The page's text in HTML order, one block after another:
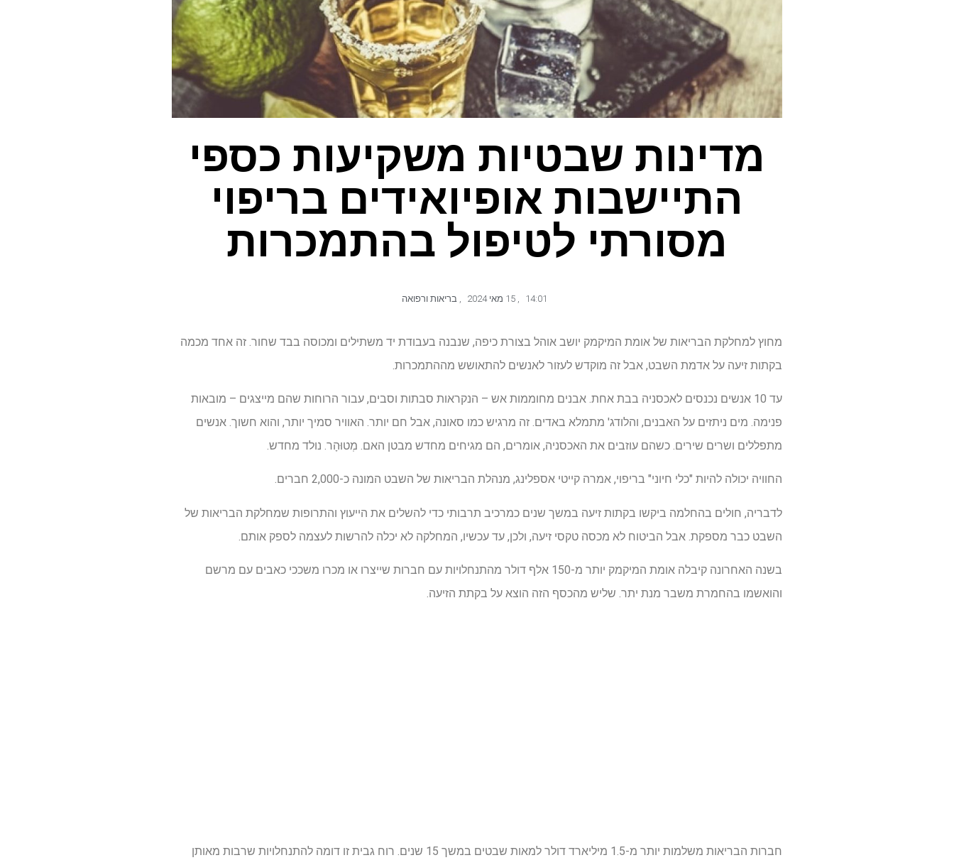
מדינות שבטיות משקיעות כספי
התיישבות אופיואידים בריפוי
מסורתי לטיפול בהתמכרות
14:01
, 15 מאי 2024 , בריאות ורפואה
מחוץ למחלקת הבריאות של אומת המיקמק יושב אוהל בצורת כיפה, שנבנה בעבודת יד משתילים ומכוסה בבד שחור. זה אחד מכמה
בקתות זיעה על אדמת השבט, אבל זה מוקדש לעזור לאנשים להתאושש מההתמכרות.
עד 10 אנשים נכנסים לאכסניה בבת אחת. אבנים מחוממות אש – הנקראות סבתות וסבים, עבור הרוחות שהם מייצגים – מובאות
פנימה. מים ניתזים על האבנים, והלודג' מתמלא באדים. זה מרגיש כמו סאונה, אבל חם יותר. האוויר סמיך יותר, והוא חשוך. אנשים
מתפללים ושרים שירים. כשהם עוזבים את האכסניה, אומרים, הם מגיחים מחדש מבטן האם. מְטוּהָר. נולד מחדש.
החוויה יכולה להיות "כלי חיוני" בריפוי, אמרה קייטי אספלינג, מנהלת הבריאות של השבט המונה כ-2,000 חברים.
לדבריה, חולים בהחלמה ביקשו בקתות זיעה במשך שנים כמרכיב תרבותי כדי להשלים את הייעוץ והתרופות שמחלקת הבריאות של
השבט כבר מספקת. אבל הביטוח לא מכסה טקסי זיעה, ולכן, עד עכשיו, המחלקה לא יכלה להרשות לעצמה לספק אותם.
בשנה האחרונה קיבלה אומת המיקמק יותר מ-150 אלף דולר מהתנחלויות עם חברות שייצרו או מכרו משככי כאבים עם מרשם
והואשמו בהחמרת משבר מנת יתר. שליש מהכסף הזה הוצא על בקתת הזיעה.
חברות הבריאות משלמות יותר מ-1.5 מיליארד דולר למאות שבטים במשך 15 שנים. רוח גבית זו דומה להתנחלויות שרבות מאותן